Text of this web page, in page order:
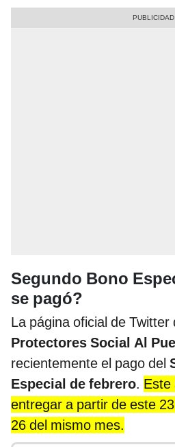
Segundo Bono
se pagó?
La página oficial de Twitter
Protectores Social Al
recientemente el pago del
Especial de febrero. Este
entregar a partir de este
26 del mismo mes.